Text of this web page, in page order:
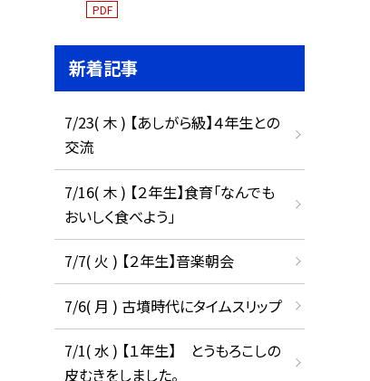
PDF
新着記事
7/23( 木 ) 【あしがら級】４年生との
交流
7/16( 木 ) 【２年生】食育「なんでも
おいしく食べよう」
7/7( 火 ) 【２年生】音楽朝会
7/6( 月 ) 古墳時代にタイムスリップ
7/1( 水 ) 【１年生】 とうもろこしの
皮むきをしました。